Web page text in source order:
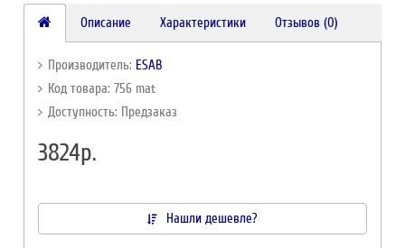
Описание Характеристики Отзывов (0)
Производитель: ESAB
Код товара: 756 mat
Доступность: Предзаказ
3824р.
Нашли дешевле?